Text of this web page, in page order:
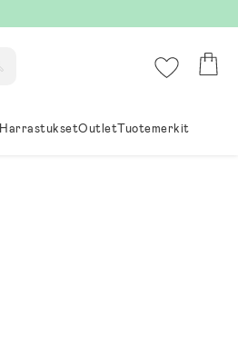
OutletTuotemerkit